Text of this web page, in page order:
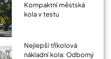
Kompaktní městská
kola v testu
Nejlepší tříkolová
nákladní kola: Odborný